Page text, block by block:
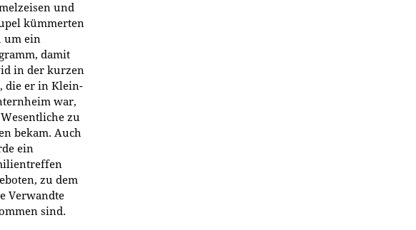
und
kümmerten
um ein
damit
in der kurzen
die er in Klein-
war,
zu
bekam. Auch
ein
zu dem
Verwandte
sind.